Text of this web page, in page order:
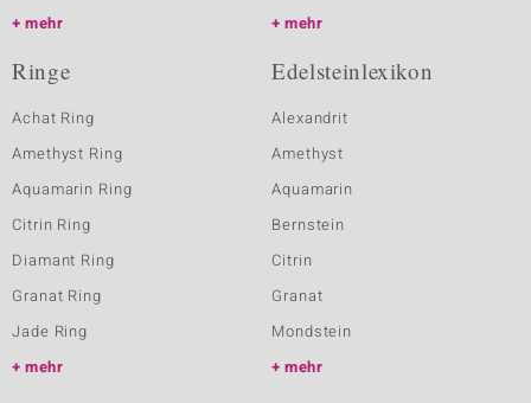
mehr
mehr
Ringe
Achat Ring
Amethyst Ring
Aquamarin Ring
Citrin Ring
Diamant Ring
Granat Ring
Jade Ring
mehr
Edelsteinlexikon
Alexandrit
Amethyst
Aquamarin
Bernstein
Citrin
Granat
Mondstein
mehr